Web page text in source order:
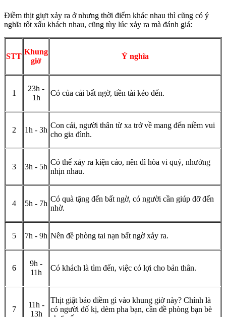
Điềm thịt giựt xảy ra ở nhưng thời điểm khác nhau thì cũng có ý
nghĩa tốt xấu khách nhau, cũng tùy lúc xảy ra mà đánh giá:
STT
Khung
giờ
Ý nghĩa
1
23h -
1h
Có của cải bất ngờ, tiền tài kéo đến.
2 1h - 3h
Con cái, người thân từ xa trở về mang đến niềm vui
cho gia đình.
3 3h - 5h
Có thể xảy ra kiện cáo, nên dĩ hòa vi quý, nhường
nhịn nhau.
4 5h - 7h
Có quà tặng đến bất ngờ, có người cần giúp đỡ đến
nhờ.
5 7h - 9h Nên đề phòng tai nạn bất ngờ xảy ra.
6
9h -
11h
Có khách là tìm đến, việc có lợi cho bản thân.
7
11h -
13h
Thịt giật báo điềm gì vào khung giờ này? Chính là
có người đố kị, dèm pha bạn, cần đề phòng bạn bè